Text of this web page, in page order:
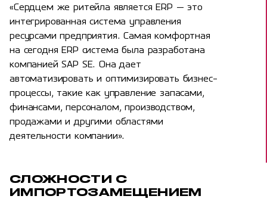
«Сердцем же ритейла является ERP — это
интегрированная система управления
ресурсами предприятия. Самая комфортная
на сегодня ERP система была разработана
компанией SAP SE. Она дает
автоматизировать и оптимизировать бизнес-
процессы, такие как управление запасами,
финансами, персоналом, производством,
продажами и другими областями
деятельности компании».
СЛОЖНОСТИ С
ИМПОРТОЗАМЕЩЕНИЕМ